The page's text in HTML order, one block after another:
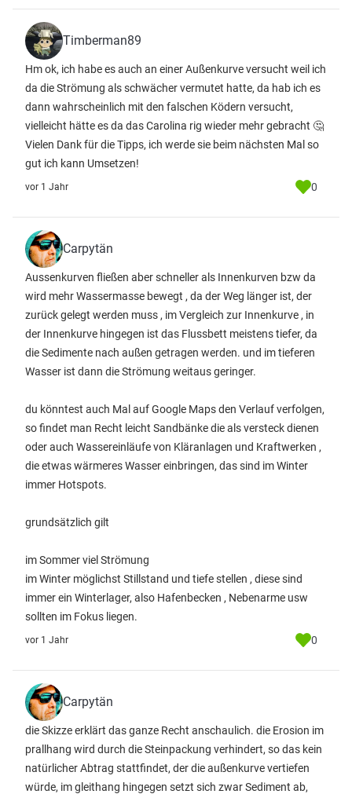
Timberman89
Hm ok, ich habe es auch an einer Außenkurve versucht weil ich
da die Strömung als schwächer vermutet hatte, da hab ich es
dann wahrscheinlich mit den falschen Ködern versucht,
vielleicht hätte es da das Carolina rig wieder mehr gebracht 🤔
Vielen Dank für die Tipps, ich werde sie beim nächsten Mal so
gut ich kann Umsetzen!
vor 1 Jahr 0
Carpytän
Aussenkurven fließen aber schneller als Innenkurven bzw da
wird mehr Wassermasse bewegt , da der Weg länger ist, der
zurück gelegt werden muss , im Vergleich zur Innenkurve , in
der Innenkurve hingegen ist das Flussbett meistens tiefer, da
die Sedimente nach außen getragen werden. und im tieferen
Wasser ist dann die Strömung weitaus geringer.
du könntest auch Mal auf Google Maps den Verlauf verfolgen,
so findet man Recht leicht Sandbänke die als versteck dienen
oder auch Wassereinläufe von Kläranlagen und Kraftwerken ,
die etwas wärmeres Wasser einbringen, das sind im Winter
immer Hotspots.
grundsätzlich gilt
im Sommer viel Strömung
im Winter möglichst Stillstand und tiefe stellen , diese sind
immer ein Winterlager, also Hafenbecken , Nebenarme usw
sollten im Fokus liegen.
vor 1 Jahr 0
Carpytän
die Skizze erklärt das ganze Recht anschaulich. die Erosion im
prallhang wird durch die Steinpackung verhindert, so das kein
natürlicher Abtrag stattfindet, der die außenkurve vertiefen
würde, im gleithang hingegen setzt sich zwar Sediment ab,